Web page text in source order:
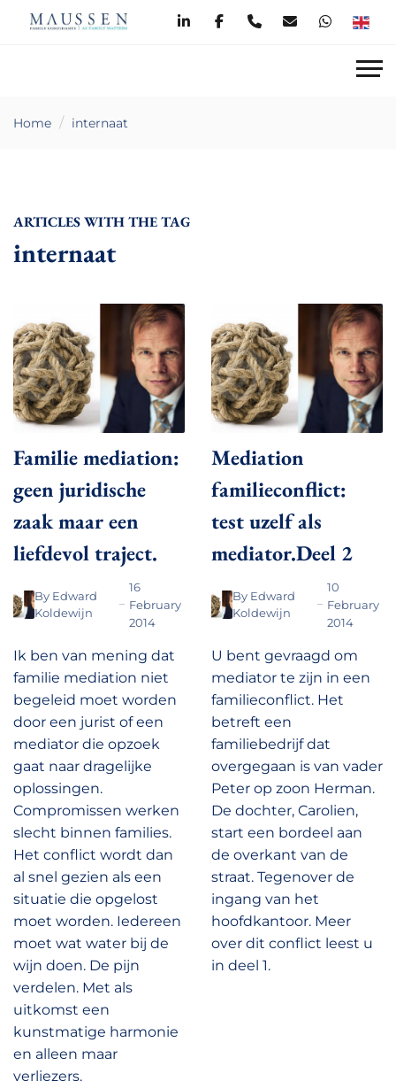
Home internaat
ARTICLES WITH THE TAG
internaat
Familie mediation:
geen juridische
zaak maar een
liefdevol traject.
By Edward
Koldewijn
16
February
2014
Ik ben van mening dat
familie mediation niet
begeleid moet worden
door een jurist of een
mediator die opzoek
gaat naar dragelijke
oplossingen.
Compromissen werken
slecht binnen families.
Het conflict wordt dan
al snel gezien als een
situatie die opgelost
moet worden. Iedereen
moet wat water bij de
wijn doen. De pijn
verdelen. Met als
uitkomst een
kunstmatige harmonie
en alleen maar
verliezers.
Mediation
familieconflict:
test uzelf als
mediator.Deel 2
By Edward
Koldewijn
10
February
2014
U bent gevraagd om
mediator te zijn in een
familieconflict. Het
betreft een
familiebedrijf dat
overgegaan is van vader
Peter op zoon Herman.
De dochter, Carolien,
start een bordeel aan
de overkant van de
straat. Tegenover de
ingang van het
hoofdkantoor. Meer
over dit conflict leest u
in deel 1.